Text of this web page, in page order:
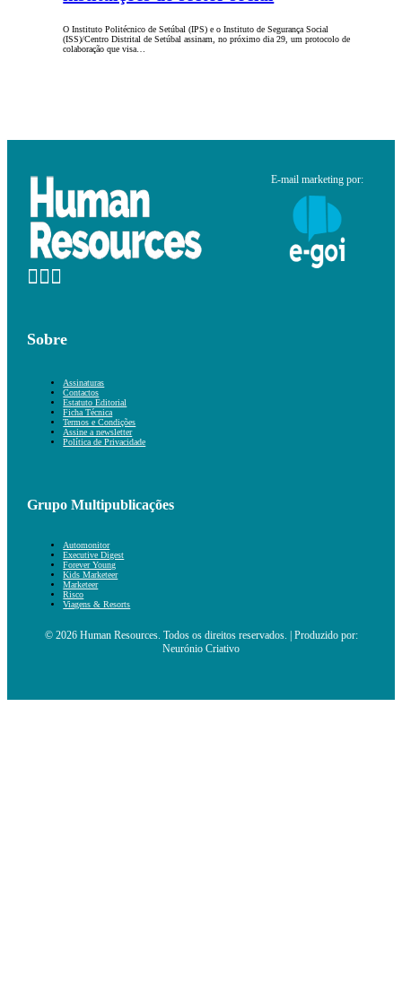
O Instituto Politécnico de Setúbal (IPS) e o Instituto de Segurança Social
(ISS)/Centro Distrital de Setúbal assinam, no próximo dia 29, um protocolo de
colaboração que visa…
E-mail marketing por:
Sobre
Assinaturas
Contactos
Estatuto Editorial
Ficha Técnica
Termos e Condições
Assine a newsletter
Política de Privacidade
Grupo Multipublicações
Automonitor
Executive Digest
Forever Young
Kids Marketeer
Marketeer
Risco
Viagens & Resorts
© 2026 Human Resources. Todos os direitos reservados. | Produzido por:
Neurónio Criativo